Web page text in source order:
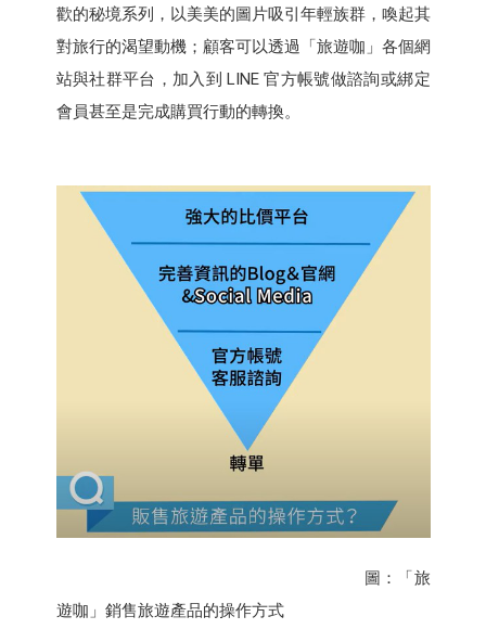
歡的秘境系列，以美美的圖片吸引年輕族群，喚起其
對旅行的渴望動機；顧客可以透過「旅遊咖」各個網
站與社群平台，加入到 LINE 官方帳號做諮詢或綁定
會員甚至是完成購買行動的轉換。
圖：「旅
遊咖」銷售旅遊產品的操作方式